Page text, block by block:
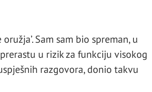
Sam sam bio spreman, u
u rizik za funkciju visokog
razgovora, donio takvu